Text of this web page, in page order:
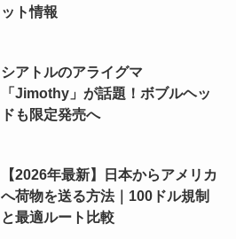
ット情報
シアトルのアライグマ
「Jimothy」が話題！ボブルヘッ
ドも限定発売へ
【2026年最新】日本からアメリカ
へ荷物を送る方法｜100ドル規制
と最適ルート比較